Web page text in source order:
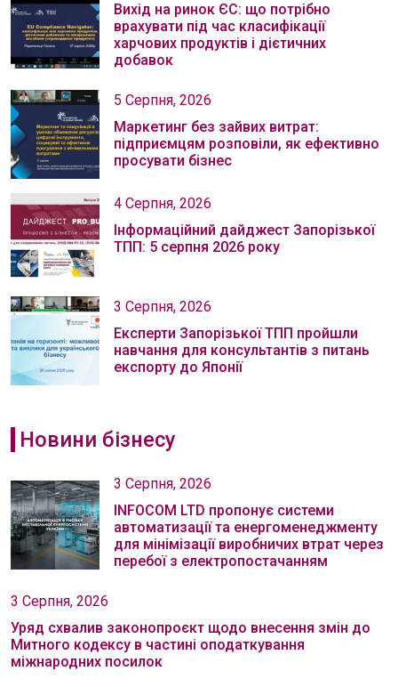
Вихід на ринок ЄС: що потрібно
врахувати під час класифікації
харчових продуктів і дієтичних
добавок
5 Серпня, 2026
Маркетинг без зайвих витрат:
підприємцям розповіли, як ефективно
просувати бізнес
4 Серпня, 2026
Інформаційний дайджест Запорізької
ТПП: 5 серпня 2026 року
3 Серпня, 2026
Експерти Запорізької ТПП пройшли
навчання для консультантів з питань
експорту до Японії
Новини бізнесу
3 Серпня, 2026
INFOCOM LTD пропонує системи
автоматизації та енергоменеджменту
для мінімізації виробничих втрат через
перебої з електропостачанням
3 Серпня, 2026
Уряд схвалив законопроєкт щодо внесення змін до
Митного кодексу в частині оподаткування
міжнародних посилок